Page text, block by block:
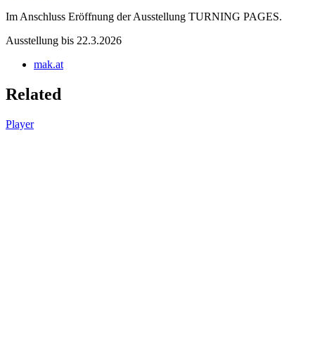
Im Anschluss Eröffnung der Ausstellung TURNING PAGES.
Ausstellung bis 22.3.2026
mak.at
Related
Player